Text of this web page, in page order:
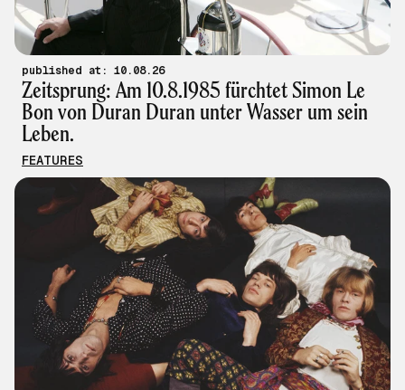
published at: 10.08.26
Zeitsprung: Am 10.8.1985 fürchtet Simon Le
Bon von Duran Duran unter Wasser um sein
Leben.
FEATURES